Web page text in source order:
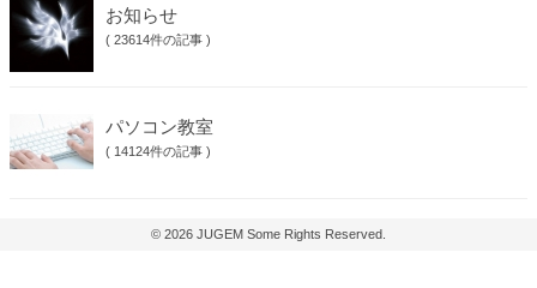
お知らせ
( 23614件の記事 )
パソコン教室
( 14124件の記事 )
© 2026 JUGEM Some Rights Reserved.